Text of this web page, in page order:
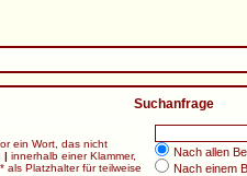
Suchanfrage
ein Wort, das nicht
| innerhalb einer Klammer,
als Platzhalter für teilweise
Nach allen
Nach einem